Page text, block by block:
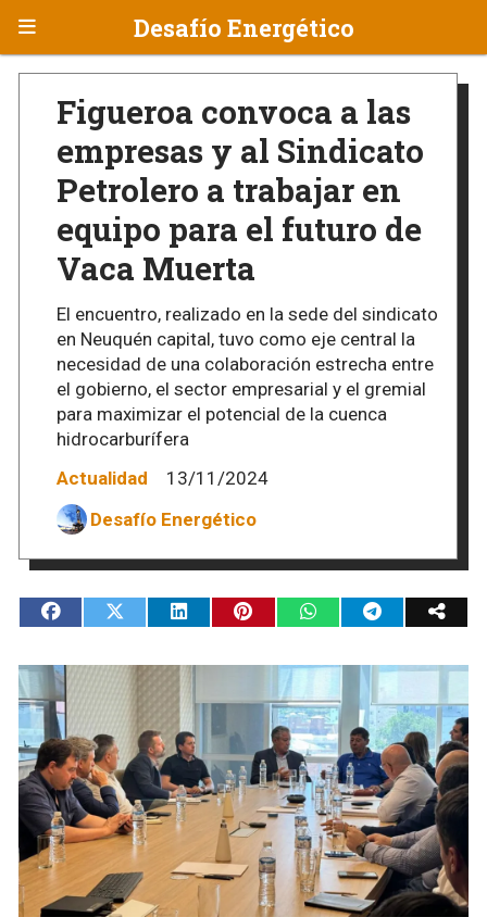
Desafío Energético
Figueroa convoca a las
empresas y al Sindicato
Petrolero a trabajar en
equipo para el futuro de
Vaca Muerta
El encuentro, realizado en la sede del sindicato
en Neuquén capital, tuvo como eje central la
necesidad de una colaboración estrecha entre
el gobierno, el sector empresarial y el gremial
para maximizar el potencial de la cuenca
hidrocarburífera
Actualidad
13/11/2024
Desafío Energético